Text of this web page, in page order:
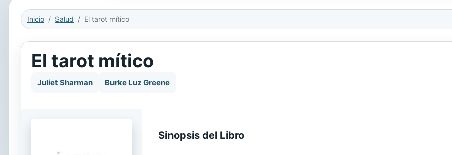
Inicio Salud El tarot mítico
El tarot mítico
Juliet Sharman Burke Luz Greene
Sinopsis del Libro